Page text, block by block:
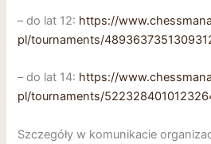
– do lat 12: https://
pl/tournaments/
– do lat 14: https://
pl/tournaments/
Szczegóły w komunikacie